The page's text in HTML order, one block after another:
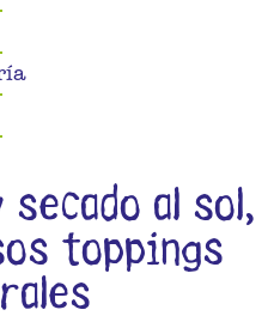
al sol,
toppings